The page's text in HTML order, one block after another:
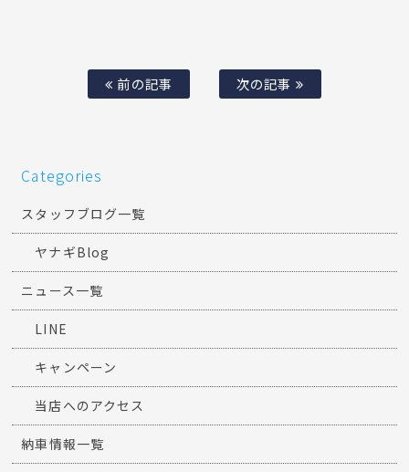
前の記事 次の記事
Categories
スタッフブログ一覧
ヤナギBlog
ニュース一覧
LINE
キャンペーン
当店へのアクセス
納車情報一覧